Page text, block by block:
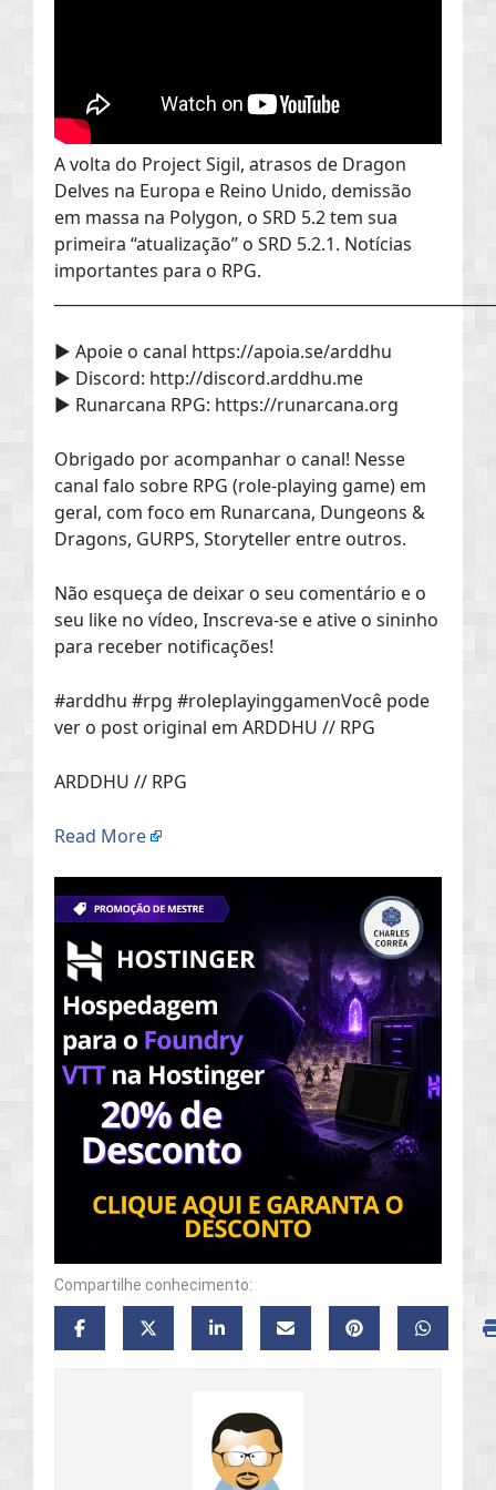
A volta do Project Sigil, atrasos de Dragon
Delves na Europa e Reino Unido, demissão
em massa na Polygon, o SRD 5.2 tem sua
primeira “atualização” o SRD 5.2.1. Notícias
importantes para o RPG.
► Apoie o canal https://apoia.se/arddhu
► Discord: http://discord.arddhu.me
► Runarcana RPG: https://runarcana.org
Obrigado por acompanhar o canal! Nesse
canal falo sobre RPG (role-playing game) em
geral, com foco em Runarcana, Dungeons &
Dragons, GURPS, Storyteller entre outros.
Não esqueça de deixar o seu comentário e o
seu like no vídeo, Inscreva-se e ative o sininho
para receber notificações!
#arddhu #rpg #roleplayinggamenVocê pode
ver o post original em ARDDHU // RPG
ARDDHU // RPG
Read More
Compartilhe conhecimento: